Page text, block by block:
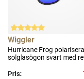
Wiggler
Hurricane Frog
solglasögon svart med
Pris: